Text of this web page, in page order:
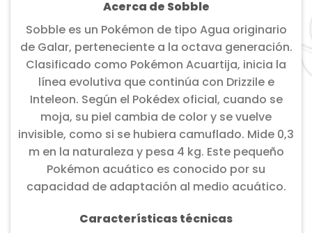
Acerca de Sobble
Sobble es un Pokémon de tipo Agua originario
de Galar, perteneciente a la octava generación.
Clasificado como Pokémon Acuartija, inicia la
línea evolutiva que continúa con Drizzile e
Inteleon. Según el Pokédex oficial, cuando se
moja, su piel cambia de color y se vuelve
invisible, como si se hubiera camuflado. Mide 0,3
m en la naturaleza y pesa 4 kg. Este pequeño
Pokémon acuático es conocido por su
capacidad de adaptación al medio acuático.
Características técnicas